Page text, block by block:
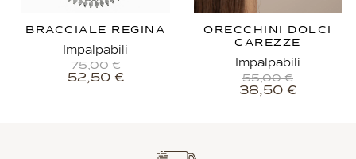
BRACCIALE REGINA
Impalpabili
75,00€
52,50 €
ORECCHINI DOLCI
CAREZZE
Impalpabili
55,00€
38,50 €